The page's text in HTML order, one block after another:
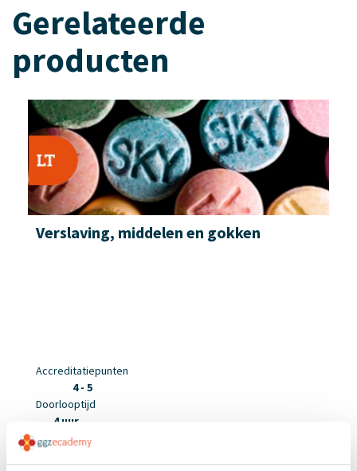
Gerelateerde
producten
Verslaving, middelen en gokken
Accreditatiepunten
4 - 5
Doorlooptijd
4 uur